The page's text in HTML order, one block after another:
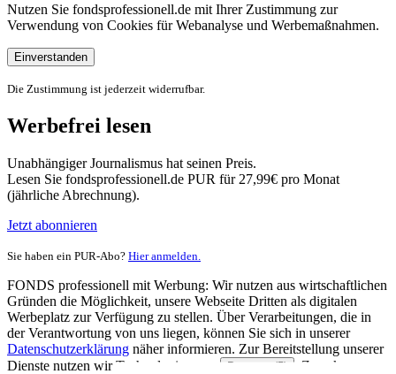
Nutzen Sie fondsprofessionell.de mit Ihrer Zustimmung zur
Verwendung von Cookies für Webanalyse und Werbemaßnahmen.
Einverstanden
Die Zustimmung ist jederzeit widerrufbar.
Werbefrei lesen
Unabhängiger Journalismus hat seinen Preis.
Lesen Sie fondsprofessionell.de PUR für 27,99€ pro Monat
(jährliche Abrechnung).
Jetzt abonnieren
Sie haben ein PUR-Abo? Hier anmelden.
FONDS professionell mit Werbung: Wir nutzen aus wirtschaftlichen
Gründen die Möglichkeit, unsere Webseite Dritten als digitalen
Werbeplatz zur Verfügung zu stellen. Über Verarbeitungen, die in
der Verantwortung von uns liegen, können Sie sich in unserer
Datenschutzerklärung näher informieren. Zur Bereitstellung unserer
Dienste nutzen wir Technologien von
Partnern (5)
. Zwecke: